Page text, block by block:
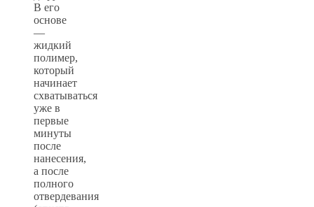
В его
основе
—
жидкий
полимер,
который
начинает
схватываться
уже в
первые
минуты
после
нанесения,
а после
полного
отвердевания